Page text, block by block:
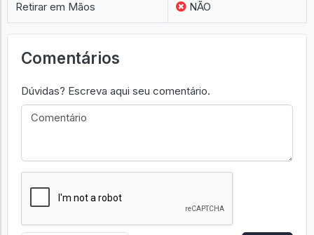
Retirar em Mãos NÃO
Comentários
Dúvidas? Escreva aqui seu comentário.